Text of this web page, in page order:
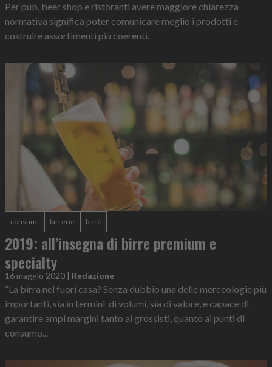
Per pub, beer shop e ristoranti avere maggiore chiarezza
normativa significa poter comunicare meglio i prodotti e
costruire assortimenti più coerenti.
consumi birrerie birre
2019: all’insegna di birre premium e
specialty
16 maggio 2020 | Redazione
“La birra nel fuori casa? Senza dubbio una delle merceologie più
importanti, sia in termini di volumi, sia di valore, e capace di
garantire ampi margini tanto ai grossisti, quanto ai punti di
consumo...